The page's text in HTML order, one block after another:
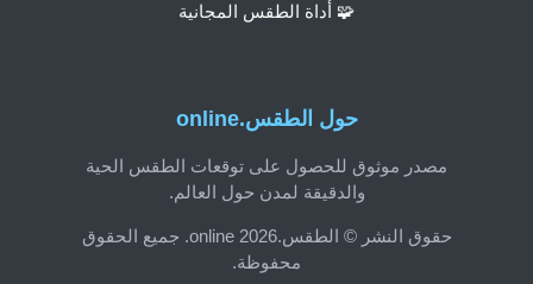
حول الطقس.online
مصدر موثوق للحصول على توقعات الطقس الحية
والدقيقة لمدن حول العالم.
حقوق النشر © الطقس.online 2026. جميع الحقوق
محفوظة.
🧩 أداة الطقس المجانية